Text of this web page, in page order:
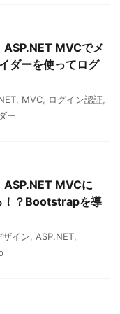
ASP.NET MVCでメ
ダーを使ってログ
MVC ログイン認証
ー
ASP.NET MVCに
！？Bootstrapを導
ザイン ASP.NET